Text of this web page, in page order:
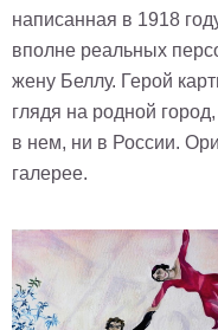
написанная в 1918
вполне реальных
жену Беллу. Герой
глядя на родной
в нем, ни в России.
галерее.